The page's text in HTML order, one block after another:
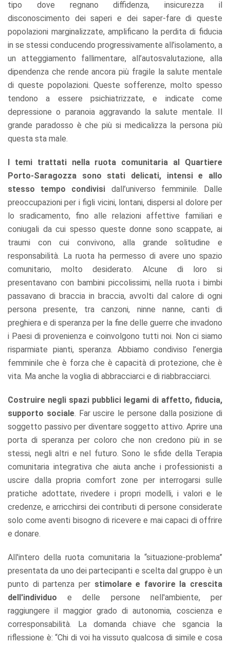
tipo dove regnano diffidenza, insicurezza il
disconoscimento dei saperi e dei saper-fare di queste
popolazioni marginalizzate, amplificano la perdita di fiducia
in se stessi conducendo progressivamente all’isolamento, a
un atteggiamento fallimentare, all’autosvalutazione, alla
dipendenza che rende ancora più fragile la salute mentale
di queste popolazioni. Queste sofferenze, molto spesso
tendono a essere psichiatrizzate, e indicate come
depressione o paranoia aggravando la salute mentale. Il
grande paradosso è che più si medicalizza la persona più
questa sta male.
I temi trattati nella ruota comunitaria al Quartiere
Porto-Saragozza sono stati delicati, intensi e allo
stesso tempo condivisi dall’universo femminile. Dalle
preoccupazioni per i figli vicini, lontani, dispersi al dolore per
lo sradicamento, fino alle relazioni affettive familiari e
coniugali da cui spesso queste donne sono scappate, ai
traumi con cui convivono, alla grande solitudine e
responsabilità. La ruota ha permesso di avere uno spazio
comunitario, molto desiderato. Alcune di loro si
presentavano con bambini piccolissimi, nella ruota i bimbi
passavano di braccia in braccia, avvolti dal calore di ogni
persona presente, tra canzoni, ninne nanne, canti di
preghiera e di speranza per la fine delle guerre che invadono
i Paesi di provenienza e coinvolgono tutti noi. Non ci siamo
risparmiate pianti, speranza. Abbiamo condiviso l’energia
femminile che è forza che è capacità di protezione, che è
vita. Ma anche la voglia di abbracciarci e di riabbracciarci.
Costruire negli spazi pubblici legami di affetto, fiducia,
supporto sociale. Far uscire le persone dalla posizione di
soggetto passivo per diventare soggetto attivo. Aprire una
porta di speranza per coloro che non credono più in se
stessi, negli altri e nel futuro. Sono le sfide della Terapia
comunitaria integrativa che aiuta anche i professionisti a
uscire dalla propria comfort zone per interrogarsi sulle
pratiche adottate, rivedere i propri modelli, i valori e le
credenze, e arricchirsi dei contributi di persone considerate
solo come aventi bisogno di ricevere e mai capaci di offrire
e donare.
All'intero della ruota comunitaria la “situazione-problema”
presentata da uno dei partecipanti e scelta dal gruppo è un
punto di partenza per stimolare e favorire la crescita
dell'individuo e delle persone nell'ambiente, per
raggiungere il maggior grado di autonomia, coscienza e
corresponsabilità. La domanda chiave che sgancia la
riflessione è: “Chi di voi ha vissuto qualcosa di simile e cosa